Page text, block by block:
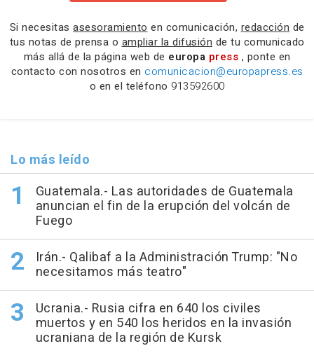
Si necesitas asesoramiento en comunicación, redacción de
tus notas de prensa o ampliar la difusión de tu comunicado
más allá de la página web de europa press , ponte en
contacto con nosotros en comunicacion@europapress.es
o en el teléfono 913592600
Lo más leído
Guatemala.- Las autoridades de Guatemala
anuncian el fin de la erupción del volcán de
Fuego
Irán.- Qalibaf a la Administración Trump: "No
necesitamos más teatro"
Ucrania.- Rusia cifra en 640 los civiles
muertos y en 540 los heridos en la invasión
ucraniana de la región de Kursk